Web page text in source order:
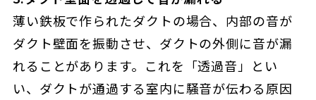
薄い鉄板で作られたダクトの場合、内部の音が
ダクト壁面を振動させ、ダクトの外側に音が漏
れることがあります。これを「透過音」とい
い、ダクトが通過する室内に騒音が伝わる原因